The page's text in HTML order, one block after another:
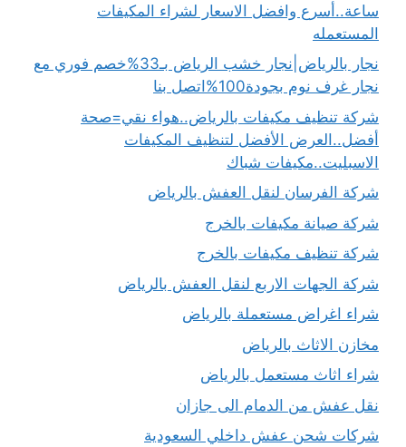
ساعة..أسرع وافضل الاسعار لشراء المكيفات
المستعمله
نجار بالرياض|نجار خشب الرياض بـ33%خصم فوري مع
نجار غرف نوم بجودة100%اتصل بنا
شركة تنظيف مكيفات بالرياض..هواء نقي=صحة
أفضل..العرض الأفضل لتنظيف المكيفات
الاسبليت..مكيفات شباك
شركة الفرسان لنقل العفش بالرياض
شركة صيانة مكيفات بالخرج
شركة تنظيف مكيفات بالخرج
شركة الجهات الاربع لنقل العفش بالرياض
شراء اغراض مستعملة بالرياض
مخازن الاثاث بالرياض
شراء اثاث مستعمل بالرياض
نقل عفش من الدمام الى جازان
شركات شحن عفش داخلي السعودية